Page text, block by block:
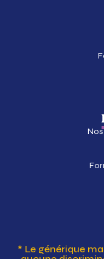
* Le générique